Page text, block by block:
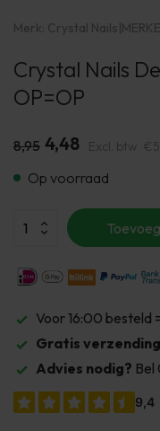
Merk: Crystal Nails|
Crystal Nails
OP=OP
8,95 4,48 Excl. btw
Op voorraad
Voor 16:00 besteld
Gratis verzending
Advies nodig?